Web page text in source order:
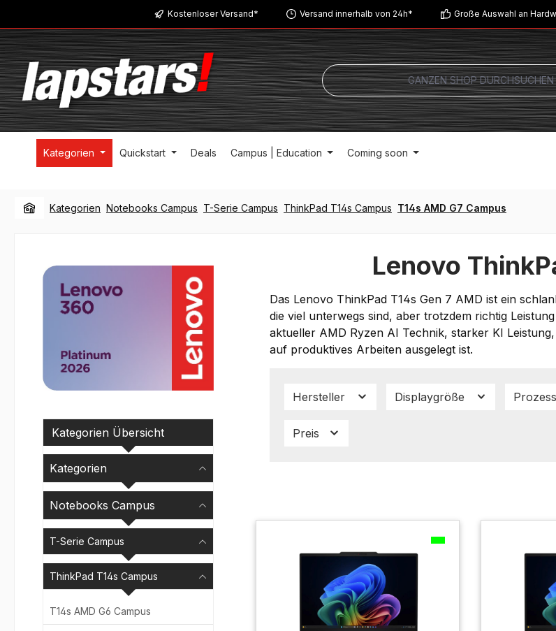
Zur Hauptnavigation springenKostenloser Versand* Versand innerhalb von 24h* Große Auswahl an
Kategorien Quickstart Deals Campus | Education Coming soon
Kategorien Notebooks Campus T-Serie Campus ThinkPad T14s Campus T14s AMD G7 Campus
Kategorien Übersicht
Kategorien
Notebooks Campus
T-Serie Campus
ThinkPad T14s Campus
T14s AMD G6 Campus
Lenovo
Das Lenovo ThinkPad T14s Gen 7 AMD ist ein
die viel unterwegs sind, aber trotzdem richtig
aktueller AMD Ryzen AI Technik, starker KI
auf produktives Arbeiten ausgelegt ist.
Hersteller Displaygröße
Preis